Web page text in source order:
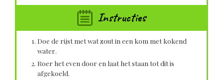
Instructies
Doe de rijst met wat zout in een kom met kokend
water.
Roer het even door en laat het staan tot dit is
afgekoeld.